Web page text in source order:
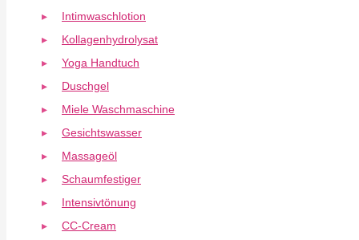
Intimwaschlotion
Kollagenhydrolysat
Yoga Handtuch
Duschgel
Miele Waschmaschine
Gesichtswasser
Massageöl
Schaumfestiger
Intensivtönung
CC-Cream